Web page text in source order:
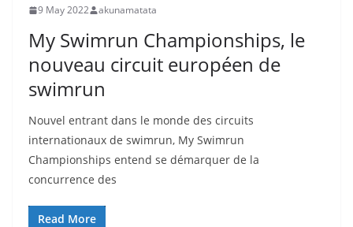
9 May 2022 akunamatata
My Swimrun Championships, le
nouveau circuit européen de
swimrun
Nouvel entrant dans le monde des circuits
internationaux de swimrun, My Swimrun
Championships entend se démarquer de la
concurrence des
Read More